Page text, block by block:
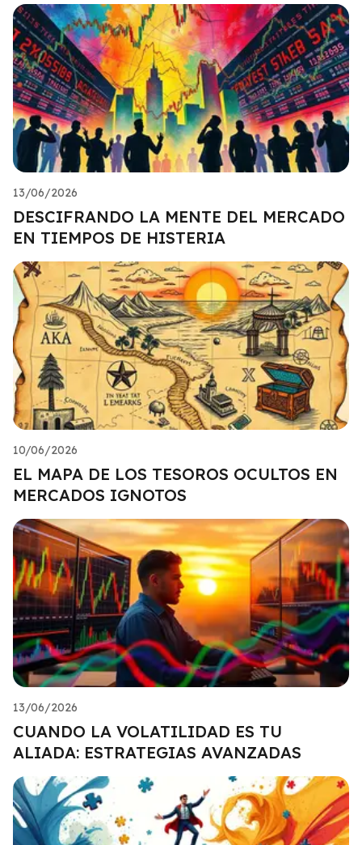
13/06/2026
DESCIFRANDO LA MENTE DEL MERCADO
EN TIEMPOS DE HISTERIA
10/06/2026
EL MAPA DE LOS TESOROS OCULTOS EN
MERCADOS IGNOTOS
13/06/2026
CUANDO LA VOLATILIDAD ES TU
ALIADA: ESTRATEGIAS AVANZADAS